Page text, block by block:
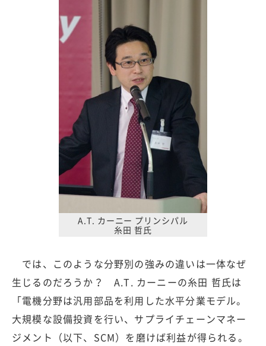
A.T. カーニー プリンシパル
糸田 哲氏
では、このような分野別の強みの違いは一体なぜ
生じるのだろうか？ A.T. カーニーの糸田 哲氏は
「電機分野は汎用部品を利用した水平分業モデル。
大規模な設備投資を行い、サプライチェーンマネー
ジメント（以下、SCM）を磨けば利益が得られる。